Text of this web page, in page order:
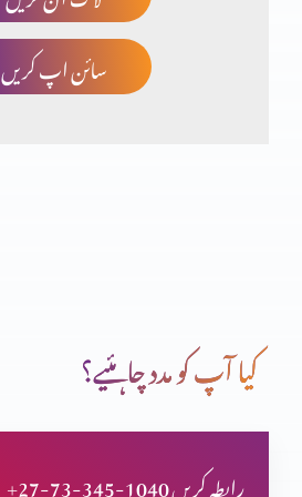
برکت کو ضائع کرنا
کیا خداوند یسوع مسیح خدا ہے؟
سائن اپ کریں
کیا آپ کو مدد چاہئیے؟
+27-73-345-1040 رابطہ کریں